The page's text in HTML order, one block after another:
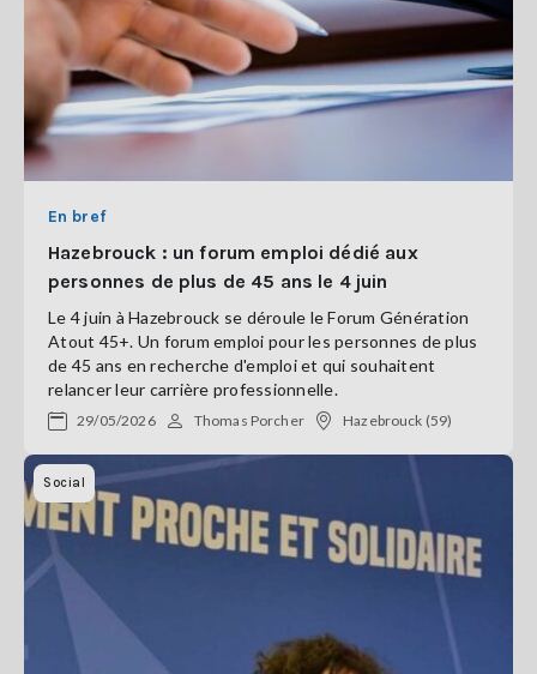
En bref
Hazebrouck : un forum emploi dédié aux
personnes de plus de 45 ans le 4 juin
Le 4 juin à Hazebrouck se déroule le Forum Génération
Atout 45+. Un forum emploi pour les personnes de plus
de 45 ans en recherche d'emploi et qui souhaitent
relancer leur carrière professionnelle.
29/05/2026 Thomas Porcher Hazebrouck (59)
Social